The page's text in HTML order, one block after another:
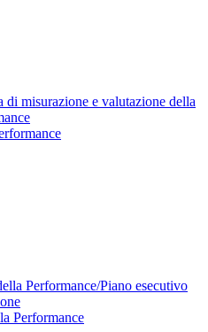
di misurazione e valutazione della
Performance/Piano esecutivo
Performance